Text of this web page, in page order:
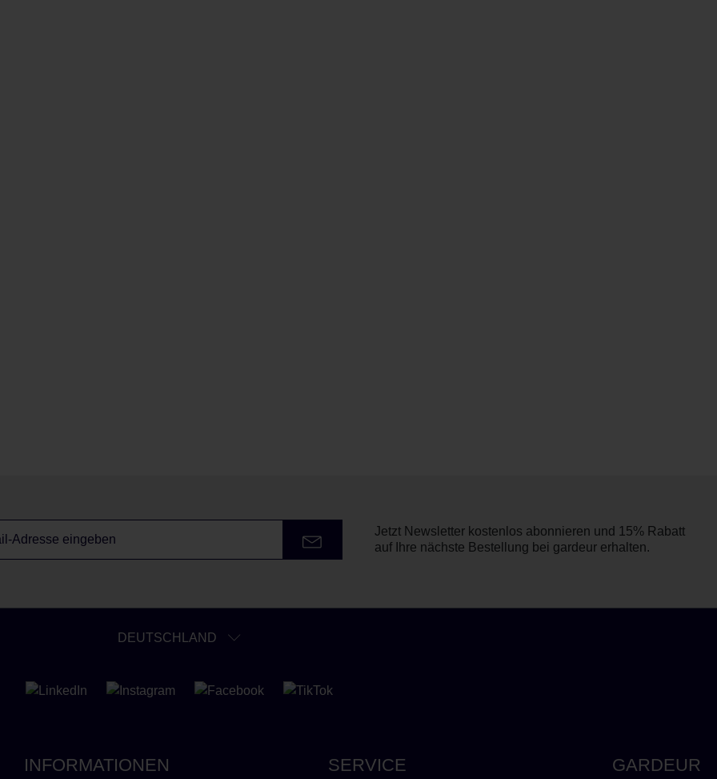
Jetzt Newsletter kostenlos abonnieren und 15% Rabatt
auf Ihre nächste Bestellung bei gardeur erhalten.
DEUTSCHLAND
INFORMATIONEN SERVICE GARDEUR